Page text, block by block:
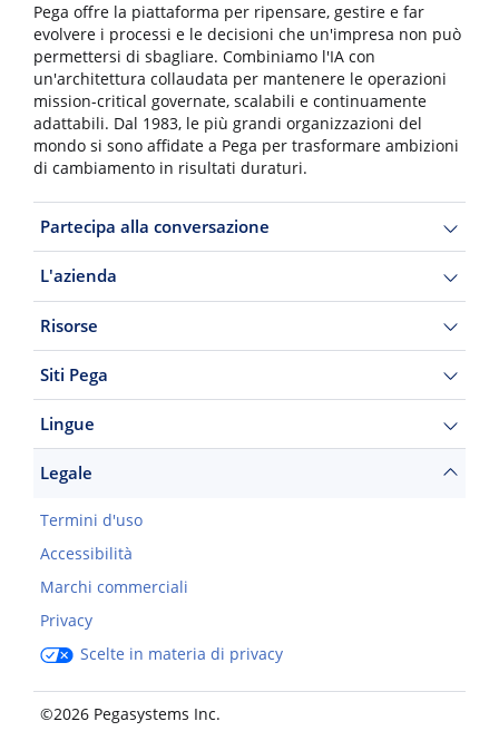
Pega offre la piattaforma per ripensare, gestire e far
evolvere i processi e le decisioni che un'impresa non può
permettersi di sbagliare. Combiniamo l'IA con
un'architettura collaudata per mantenere le operazioni
mission-critical governate, scalabili e continuamente
adattabili. Dal 1983, le più grandi organizzazioni del
mondo si sono affidate a Pega per trasformare ambizioni
di cambiamento in risultati duraturi.
Partecipa alla conversazione
L'azienda
Risorse
Siti Pega
Lingue
Legale
Termini d'uso
Accessibilità
Marchi commerciali
Privacy
Scelte in materia di privacy
©2026 Pegasystems Inc.